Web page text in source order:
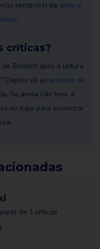
sector(es) da dieta e
.
críticas?
de Boomfit após a leitura
Depois vá ao website de
Se ainda não tiver a
no topo para encontrar
de 1 críticas